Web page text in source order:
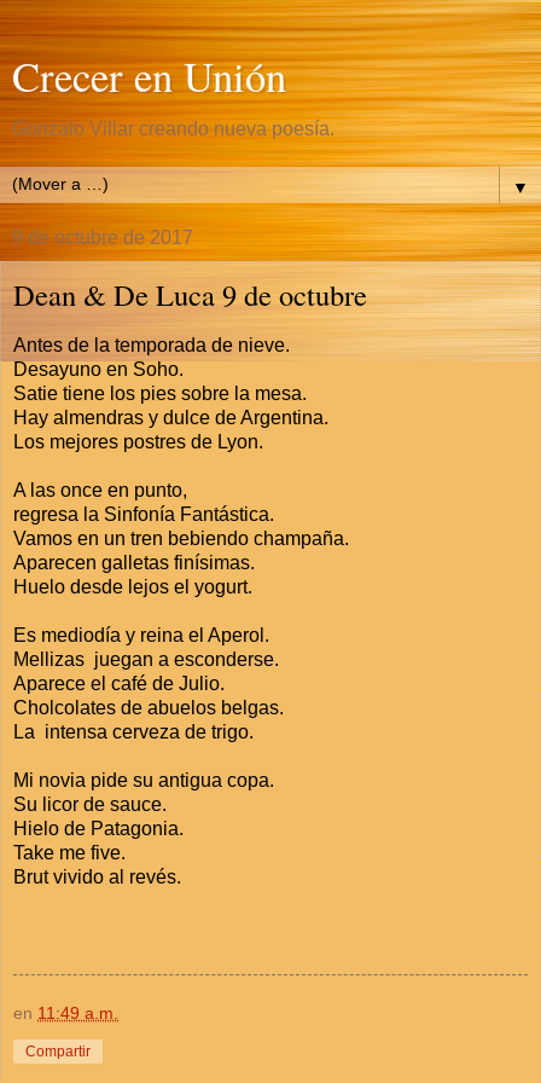
Crecer en Unión
Gonzalo Villar creando nueva poesía.
▼
9 de octubre de 2017
Dean & De Luca 9 de octubre
Antes de la temporada de nieve.
Desayuno en Soho.
Satie tiene los pies sobre la mesa.
Hay almendras y dulce de Argentina.
Los mejores postres de Lyon.
A las once en punto,
regresa la Sinfonía Fantástica.
Vamos en un tren bebiendo champaña.
Aparecen galletas finísimas.
Huelo desde lejos el yogurt.
Es mediodía y reina el Aperol.
Mellizas juegan a esconderse.
Aparece el café de Julio.
Cholcolates de abuelos belgas.
La intensa cerveza de trigo.
Mi novia pide su antigua copa.
Su licor de sauce.
Hielo de Patagonia.
Take me five.
Brut vivido al revés.
en 11:49 a.m.
Compartir